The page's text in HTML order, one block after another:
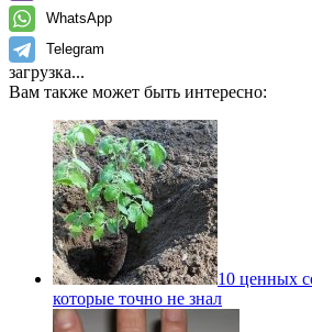
WhatsApp
Telegram
загрузка...
Вам также может быть интересно:
10 ценных
которые точно не знал